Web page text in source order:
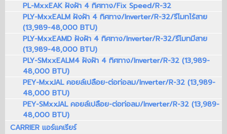
PL-MxxEAK ฝังฝ้า 4 ทิศทาง/Fix Speed/R-32
PLY-MxxEALM ฝังฝ้า 4 ทิศทาง/Inverter/R-32/รีโมทไร้สาย
(13,989-48,000 BTU)
PLY-MxxEAMD ฝังฝ้า 4 ทิศทาง/Inverter/R-32/รีโมทมีสาย
(13,989-48,000 BTU)
PLY-SMxxEALM4 ฝังฝ้า 4 ทิศทาง/Inverter/R-32 (13,989-
48,000 BTU)
PEY-MxxJAL คอยล์เปลือย-ต่อท่อลม/Inverter/R-32 (13,989-
48,000 BTU)
PEY-SMxxJAL คอยล์เปลือย-ต่อท่อลม/Inverter/R-32 (13,989-
48,000 BTU)
CARRIER แอร์แคเรียร์